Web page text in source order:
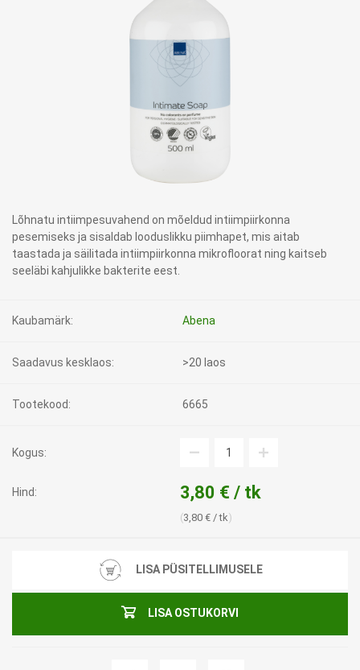
Lõhnatu intiimpesuvahend on mõeldud intiimpiirkonna
pesemiseks ja sisaldab looduslikku piimhapet, mis aitab
taastada ja säilitada intiimpiirkonna mikrofloorat ning kaitseb
seeläbi kahjulikke bakterite eest.
Kaubamärk: Abena
Saadavus kesklaos: >20 laos
Tootekood: 6665
Kogus:
Hind: 3,80 € / tk
3,80 € / tk
LISA PÜSITELLIMUSELE
LISA OSTUKORVI